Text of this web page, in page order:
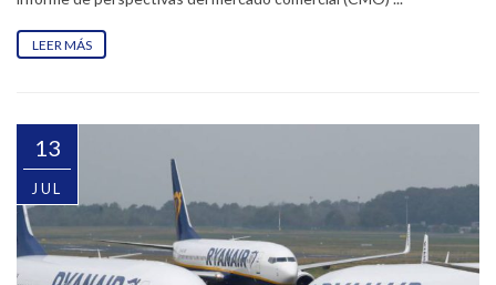
LEER MÁS
13
JUL